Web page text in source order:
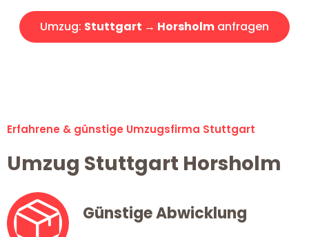
Umzug: Stuttgart → Horsholm anfragen
Erfahrene & günstige Umzugsfirma Stuttgart
Umzug Stuttgart Horsholm
Günstige Abwicklung